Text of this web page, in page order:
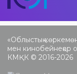
«Облыстық
мен кинобейнеқор
КМҚК © 2016-2026